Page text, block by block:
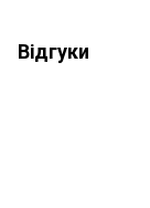
Відгуки